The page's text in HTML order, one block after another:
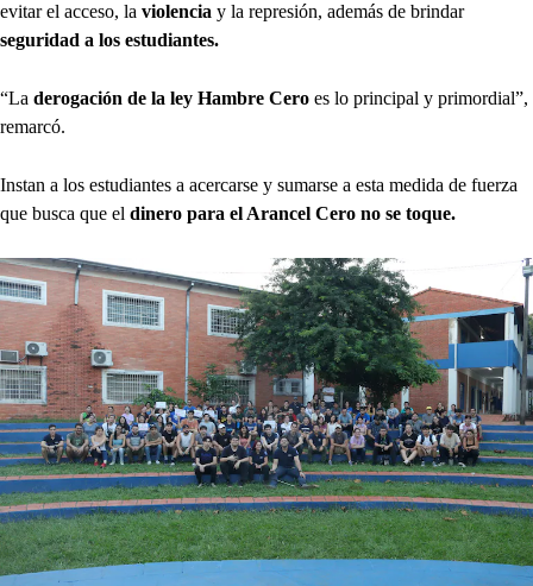
evitar el acceso, la violencia y la represión, además de brindar
seguridad a los estudiantes.
“La derogación de la ley Hambre Cero es lo principal y primordial”,
remarcó.
Instan a los estudiantes a acercarse y sumarse a esta medida de fuerza
que busca que el dinero para el Arancel Cero no se toque.